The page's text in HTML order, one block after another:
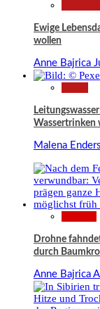
Ewige
wollen
Anne Bajrica
Wassertrinken
Malena Enders
Drohne
durch
Anne Bajrica